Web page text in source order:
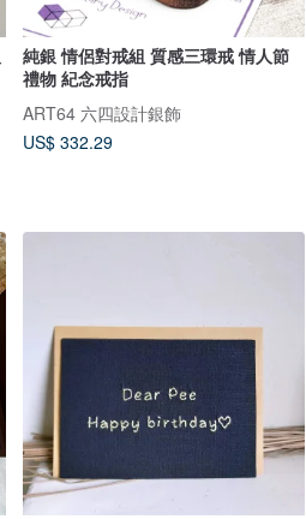
純銀 情侶對戒組 質感三環戒 情人節
禮物 紀念戒指
ART64 六四設計銀飾
US$ 332.29